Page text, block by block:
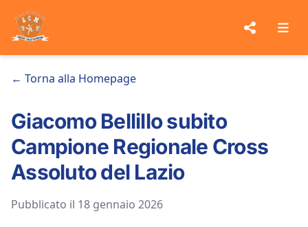
← Torna alla Homepage
Giacomo Bellillo subito
Campione Regionale Cross
Assoluto del Lazio
Pubblicato il 18 gennaio 2026